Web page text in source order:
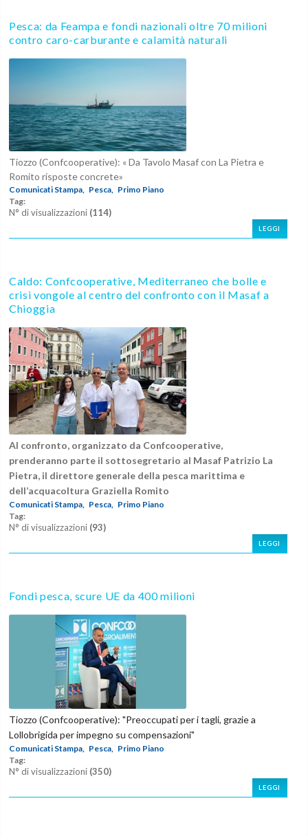
Pesca: da Feampa e fondi nazionali oltre 70 milioni
contro caro-carburante e calamità naturali
Tiozzo (Confcooperative): « Da Tavolo Masaf con La Pietra e
Romito risposte concrete»
Comunicati Stampa, Pesca,
Primo Piano
Tag:
N° di visualizzazioni (114)
LEGGI
Caldo: Confcooperative, Mediterraneo che bolle e
crisi vongole al centro del confronto con il Masaf a
Chioggia
Al confronto, organizzato da Confcooperative,
prenderanno parte il sottosegretario al Masaf Patrizio La
Pietra, il direttore generale della pesca marittima e
dell’acquacoltura Graziella Romito
Comunicati Stampa, Pesca, Primo Piano
Tag:
N° di visualizzazioni (93)
LEGGI
Fondi pesca, scure UE da 400 milioni
Tiozzo (Confcooperative): "Preoccupati per i tagli, grazie a
Lollobrigida per impegno su compensazioni"
Comunicati Stampa, Pesca,
Primo Piano
Tag:
N° di visualizzazioni (350)
LEGGI